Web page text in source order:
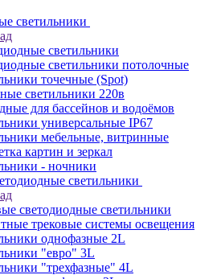
светильники
светильники
светильники потолочные
точечные (Spot)
светильники 220в
для бассейнов и водоёмов
универсальные IP67
мебельные, витринные
картин и зеркал
- ночники
светильники
светодиодные светильники
трековые системы освещения
однофазные 2L
"евро" 3L
"трехфазные" 4L